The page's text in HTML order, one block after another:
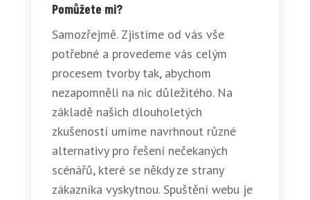
Pomůžete mi?
Samozřejmě. Zjistíme od vás vše
potřebné a provedeme vás celým
procesem tvorby tak, abychom
nezapomněli na nic důležitého. Na
základě našich dlouholetých
zkušeností umíme navrhnout různé
alternativy pro řešení nečekaných
scénářů, které se někdy ze strany
zákazníka vyskytnou. Spuštění webu je